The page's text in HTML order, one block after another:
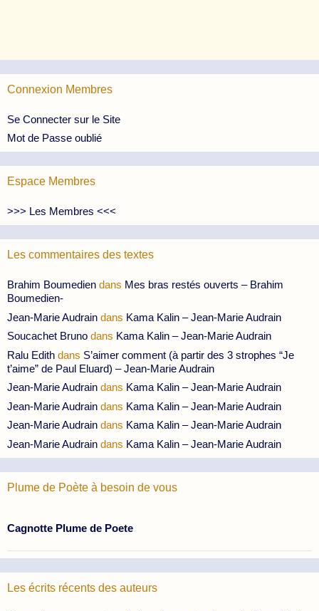
Connexion Membres
Se Connecter sur le Site
Mot de Passe oublié
Espace Membres
>>> Les Membres <<<
Les commentaires des textes
Brahim Boumedien dans Mes bras restés ouverts – Brahim
Boumedien-
Jean-Marie Audrain dans Kama Kalin – Jean-Marie Audrain
Soucachet Bruno dans Kama Kalin – Jean-Marie Audrain
Ralu Edith dans S’aimer comment (à partir des 3 strophes “Je
t’aime” de Paul Eluard) – Jean-Marie Audrain
Jean-Marie Audrain dans Kama Kalin – Jean-Marie Audrain
Jean-Marie Audrain dans Kama Kalin – Jean-Marie Audrain
Jean-Marie Audrain dans Kama Kalin – Jean-Marie Audrain
Jean-Marie Audrain dans Kama Kalin – Jean-Marie Audrain
Plume de Poète à besoin de vous
Cagnotte Plume de Poete
Les écrits récents des auteurs